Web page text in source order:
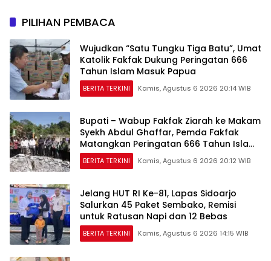
PILIHAN PEMBACA
Wujudkan “Satu Tungku Tiga Batu”, Umat
Katolik Fakfak Dukung Peringatan 666
Tahun Islam Masuk Papua
BERITA TERKINI Kamis, Agustus 6 2026 20:14 WIB
Bupati – Wabup Fakfak Ziarah ke Makam
Syekh Abdul Ghaffar, Pemda Fakfak
Matangkan Peringatan 666 Tahun Islam
Masuk Tanah Papua
BERITA TERKINI Kamis, Agustus 6 2026 20:12 WIB
Jelang HUT RI Ke-81, Lapas Sidoarjo
Salurkan 45 Paket Sembako, Remisi
untuk Ratusan Napi dan 12 Bebas
BERITA TERKINI Kamis, Agustus 6 2026 14:15 WIB